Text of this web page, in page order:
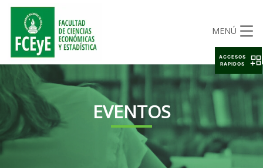
MENÚ
EVENTOS
ACCESOS
RAPIDOS